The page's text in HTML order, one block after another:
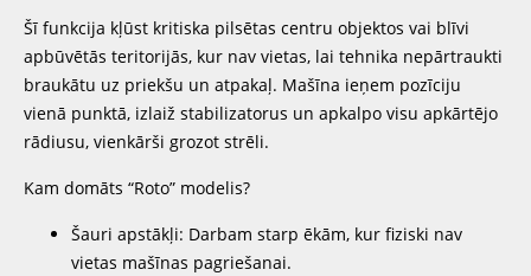
Šī funkcija kļūst kritiska pilsētas centru objektos vai blīvi
apbūvētās teritorijās, kur nav vietas, lai tehnika nepārtraukti
braukātu uz priekšu un atpakaļ. Mašīna ieņem pozīciju
vienā punktā, izlaiž stabilizatorus un apkalpo visu apkārtējo
rādiusu, vienkārši grozot strēli.
Kam domāts “Roto” modelis?
Šauri apstākļi: Darbam starp ēkām, kur fiziski nav
vietas mašīnas pagriešanai.